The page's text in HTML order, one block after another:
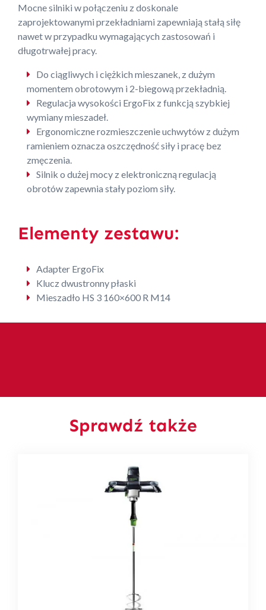
Mocne silniki w połączeniu z doskonale
zaprojektowanymi przekładniami zapewniają stałą siłę
nawet w przypadku wymagających zastosowań i
długotrwałej pracy.
Do ciągliwych i ciężkich mieszanek, z dużym
momentem obrotowym i 2-biegową przekładnią.
Regulacja wysokości ErgoFix z funkcją szybkiej
wymiany mieszadeł.
Ergonomiczne rozmieszczenie uchwytów z dużym
ramieniem oznacza oszczędność siły i pracę bez
zmęczenia.
Silnik o dużej mocy z elektroniczną regulacją
obrotów zapewnia stały poziom siły.
Elementy zestawu:
Adapter ErgoFix
Klucz dwustronny płaski
Mieszadło HS 3 160×600 R M14
Sprawdź także